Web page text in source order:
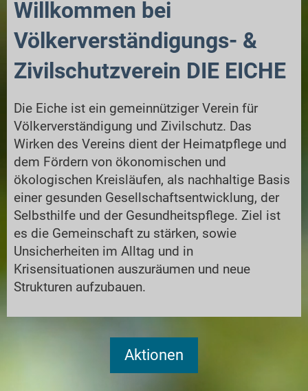
Willkommen bei
Völkerverständigungs- &
Zivilschutzverein DIE EICHE
Die Eiche ist ein gemeinnütziger Verein für
Völkerverständigung und Zivilschutz. Das
Wirken des Vereins dient der Heimatpflege und
dem Fördern von ökonomischen und
ökologischen Kreisläufen, als nachhaltige Basis
einer gesunden Gesellschaftsentwicklung, der
Selbsthilfe und der Gesundheitspflege. Ziel ist
es die Gemeinschaft zu stärken, sowie
Unsicherheiten im Alltag und in
Krisensituationen auszuräumen und neue
Strukturen aufzubauen.
Aktionen